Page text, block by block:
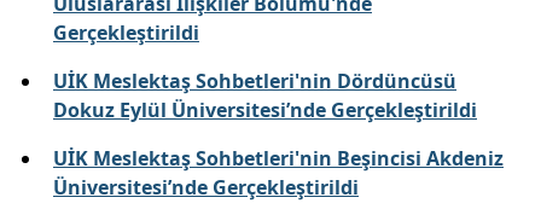
Gerçekleştirildi
UİK Meslektaş Sohbetleri'nin Dördüncüsü
Dokuz Eylül Üniversitesi’nde Gerçekleştirildi
UİK Meslektaş Sohbetleri'nin Beşincisi Akdeniz
Üniversitesi’nde Gerçekleştirildi